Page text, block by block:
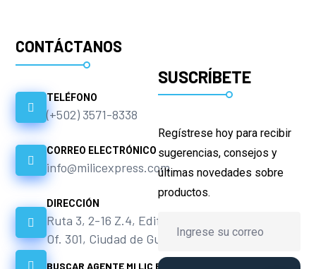
CONTÁCTANOS
TELÉFONO
(+502) 3571-8338
CORREO ELECTRÓNICO
info@milicexpress.com
DIRECCIÓN
Ruta 3, 2-16 Z.4, Edif. Altamira
Of. 301, Ciudad de Guatemala.
BUSCAR AGENTE MI LIC EXPRESS
SUSCRÍBETE
Regístrese hoy para recibir
sugerencias, consejos y
últimas novedades sobre
productos.